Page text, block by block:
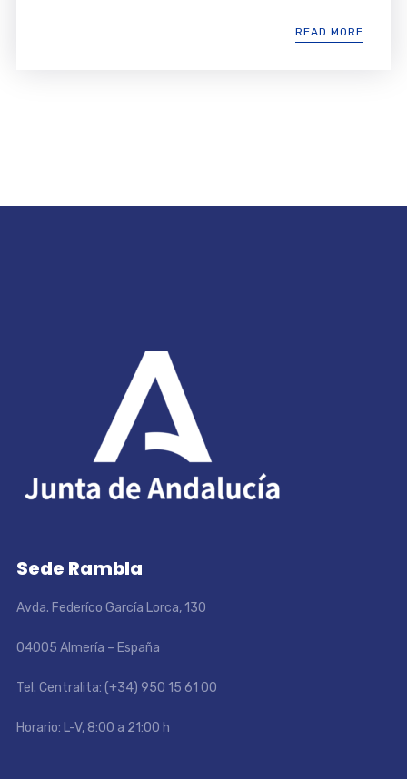
READ MORE
Sede Rambla
Avda. Federíco García Lorca, 130
04005 Almería – España
Tel. Centralita: (+34) 950 15 61 00
Horario: L-V, 8:00 a 21:00 h